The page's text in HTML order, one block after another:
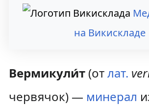
на Викискладе
Вермикули́т(отлат.
червячок) — минерал